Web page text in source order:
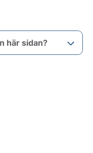
här sidan?